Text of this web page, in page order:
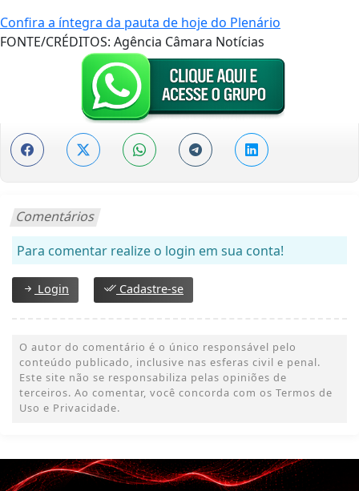
Confira a íntegra da pauta de hoje do Plenário
FONTE/CRÉDITOS: Agência Câmara Notícias
Comentários
Para comentar realize o login em sua conta!
Login Cadastre-se
O autor do comentário é o único responsável pelo
conteúdo publicado, inclusive nas esferas civil e penal.
Este site não se responsabiliza pelas opiniões de
terceiros. Ao comentar, você concorda com os Termos de
Uso e Privacidade.